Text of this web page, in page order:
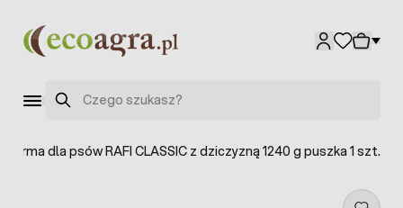
Szukaj
Karma dla psów RAFI CLASSIC z dziczyzną 1240 g puszka 1 szt.